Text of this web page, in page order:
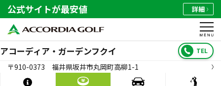
公式サイトが最安値 詳細
アコーディア・ガーデンフクイ TEL
〒910-0373 福井県坂井市丸岡町高柳1-1